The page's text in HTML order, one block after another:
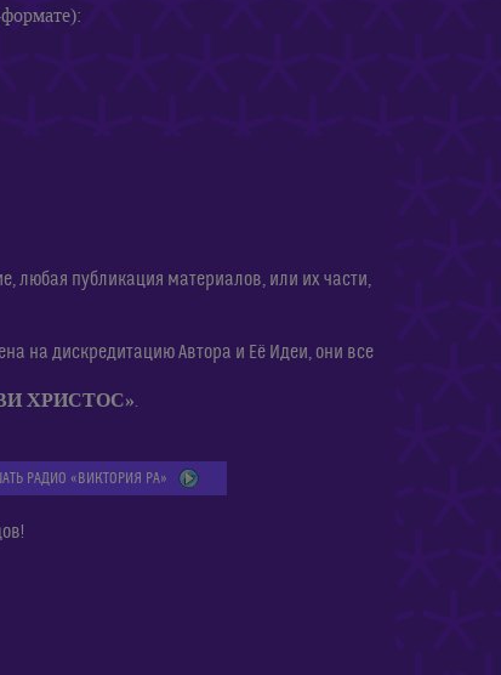
публикация материалов, или их части,
на дискредитацию Автора и Её Идеи, они все
ХРИСТОС».
РАДИО «ВИКТОРИЯ РА»